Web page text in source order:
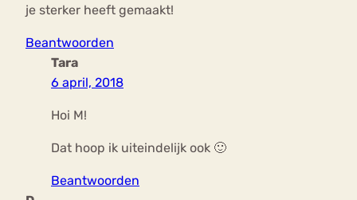
je sterker heeft gemaakt!
Beantwoorden
Tara
6 april, 2018
Hoi M!
Dat hoop ik uiteindelijk ook 🙂
Beantwoorden